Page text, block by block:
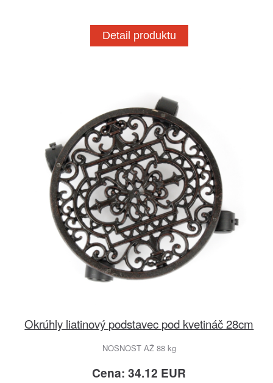
Detail produktu
Okrúhly liatinový podstavec pod kvetináč 28cm
NOSNOST AŽ 88 kg
Cena: 34.12 EUR